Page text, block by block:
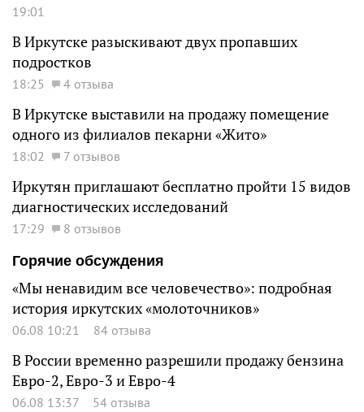
19:01
В Иркутске разыскивают двух пропавших
подростков
18:25 4 отзыва
В Иркутске выставили на продажу помещение
одного из филиалов пекарни «Жито»
18:02 7 отзывов
Иркутян приглашают бесплатно пройти 15 видов
диагностических исследований
17:29
8 отзывов
Горячие обсуждения
«Мы ненавидим все человечество»: подробная
история иркутских «молоточников»
06.08 10:21 84 отзыва
В России временно разрешили продажу бензина
Евро-2, Евро-3 и Евро-4
06.08 13:37 54 отзыва